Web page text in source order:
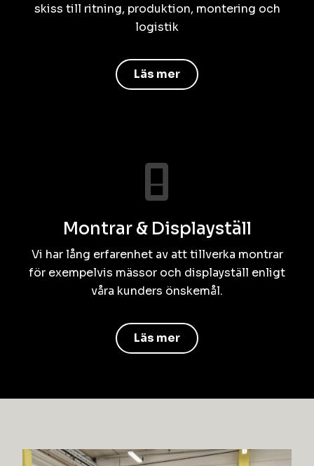
skiss till ritning, produktion, montering och
logistik
Läs mer
Montrar & Displayställ
Vi har lång erfarenhet av att tillverka montrar
för exempelvis mässor och displayställ enligt
våra kunders önskemål.
Läs mer